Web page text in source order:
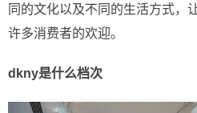
同的文化以及不同的生活方式，
许多消费者的欢迎。
dkny是什么档次